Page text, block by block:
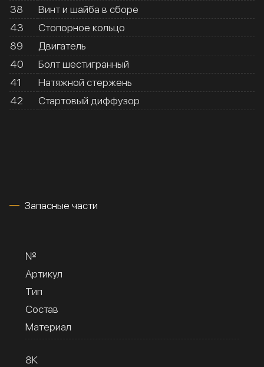
38
Винт и шайба в сборе
43
Стопорное кольцо
89
Двигатель
40
Болт шестигранный
41
Натяжной стержень
42
Стартовый диффузор
Запасные части
№
Артикул
Тип
Состав
Материал
8К